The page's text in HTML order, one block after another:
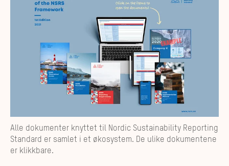
Alle dokumenter knyttet til Nordic Sustainability Reporting
Standard er samlet i et økosystem. De ulike dokumentene
er klikkbare.